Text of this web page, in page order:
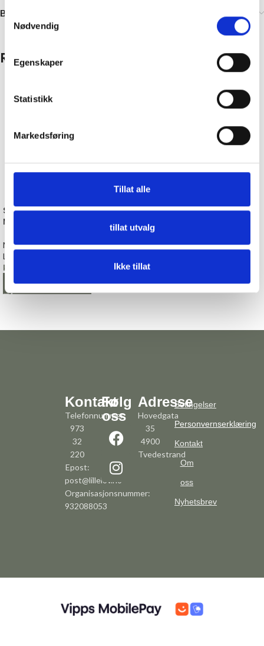
Samtykkevalg
Nødvendig
Egenskaper
Statistikk
Markedsføring
Tillat alle
tillat utvalg
Ikke tillat
Brand
Relaterte produkter
Strikkefisk, Gullfarget
Monsterablad
Maskemarkører
Lille Løv
kr
LEGG I HANDLEKURV
Agramanbånd, 12 mm, Gull
Bånd
Villy Jensen
LEGG I HANDLEKURV
Kontakt
Telefonnummer:
973
32
220
Epost:
post@lillelov.no
Organisasjonsnummer:
932088053
Følg
oss
Adresse
Hovedgata
35
4900
Tvedestrand
Betingelser
Personvernserklæring
Kontakt
Om
oss
Nyhetsbrev